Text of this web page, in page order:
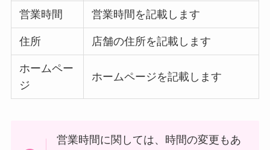
営業時間 営業時間を記載します
住所 店舗の住所を記載します
ホームペー
ジ
ホームページを記載します
営業時間に関しては、時間の変更もあ